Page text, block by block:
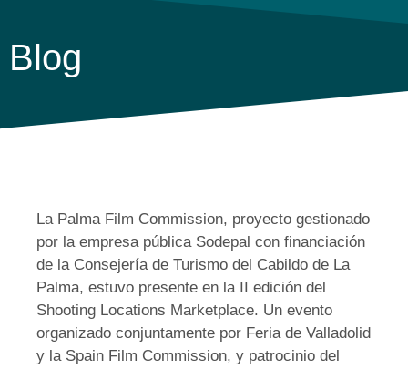
Blog
La Palma Film Commission, proyecto gestionado
por la empresa pública Sodepal con financiación
de la Consejería de Turismo del Cabildo de La
Palma, estuvo presente en la II edición del
Shooting Locations Marketplace. Un evento
organizado conjuntamente por Feria de Valladolid
y la Spain Film Commission, y patrocinio del